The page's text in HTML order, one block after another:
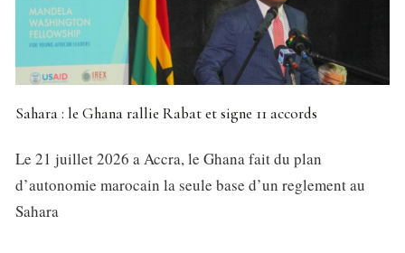
Sahara : le Ghana rallie Rabat et signe 11 accords
Le 21 juillet 2026 a Accra, le Ghana fait du plan
d’autonomie marocain la seule base d’un reglement au
Sahara